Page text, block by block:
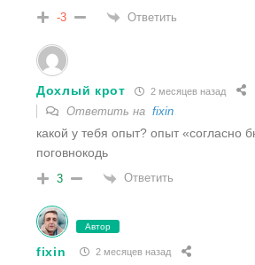
-3 Ответить
Дохлый крот 2 месяцев назад
Ответить на fixin
какой у тебя опыт? опыт «согласно
поговнокодь
3 Ответить
Автор
fixin 2 месяцев назад